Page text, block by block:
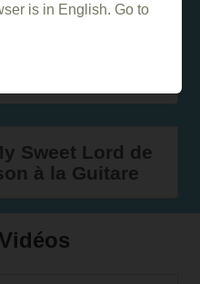
Sweet Lord de
à la Guitare
is in English. Go to